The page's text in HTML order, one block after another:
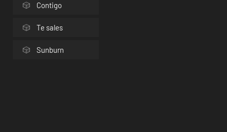
Contigo
Te sales
Sunburn